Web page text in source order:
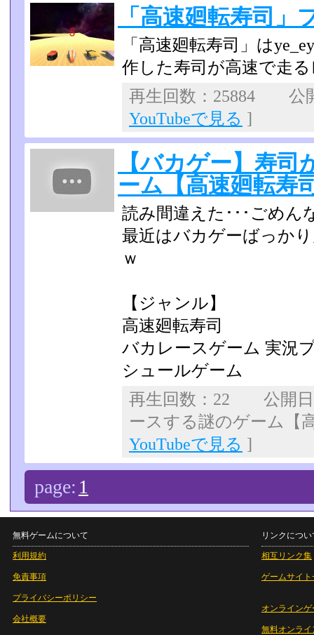
「高速廻転寿司」
「高速廻転寿司」は
作した寿司が高速で走
再生回数：25884 公
YouTubeで見る ]
【バカゲー】寿
ーム【高速廻転寿
読み間違えた･･･ごめん
最近はバカゲーばっか
ｗ
【ジャンル】
高速廻転寿司
バカレースゲーム 実況
シュールゲーム
再生回数：22 公開日
ースする謎のゲーム
YouTubeで見る ]
page: 1
無料ゲームについて
利用規約
免責事項
プライバシーポリシー
会社概要
リンクについ
相互リンク集
ゲームサイト
オンラインゲ
無料オンライ